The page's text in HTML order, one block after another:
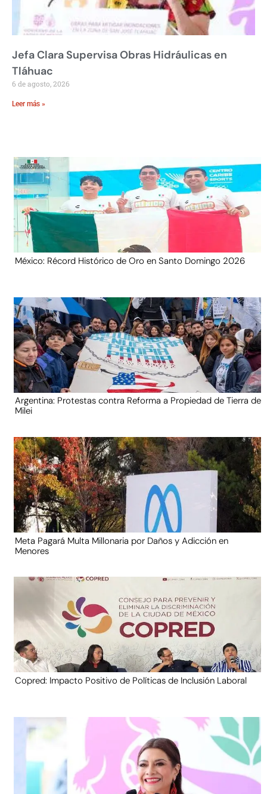
Jefa Clara Supervisa Obras Hidráulicas en
Tláhuac
6 de agosto, 2026
Leer más »
México: Récord Histórico de Oro en Santo Domingo 2026
Argentina: Protestas contra Reforma a Propiedad de Tierra de
Milei
Meta Pagará Multa Millonaria por Daños y Adicción en
Menores
Copred: Impacto Positivo de Políticas de Inclusión Laboral